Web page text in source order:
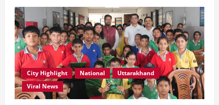
City Highlight National
Uttarakhand
Viral News